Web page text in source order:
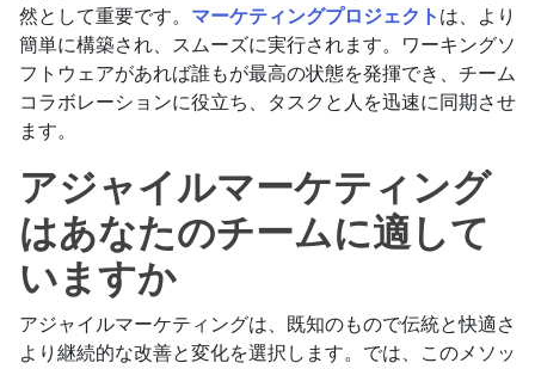
然として重要です。 マーケティングプロジェクト は、より
簡単に構築され、スムーズに実行されます。ワーキングソ
フトウェアがあれば誰もが最高の状態を発揮でき、チーム
コラボレーションに役立ち、タスクと人を迅速に同期させ
ます。
アジャイルマーケティング
はあなたのチームに適して
いますか
アジャイルマーケティングは、既知のもので伝統と快適さ
より継続的な改善と変化を選択します。では、このメソッ